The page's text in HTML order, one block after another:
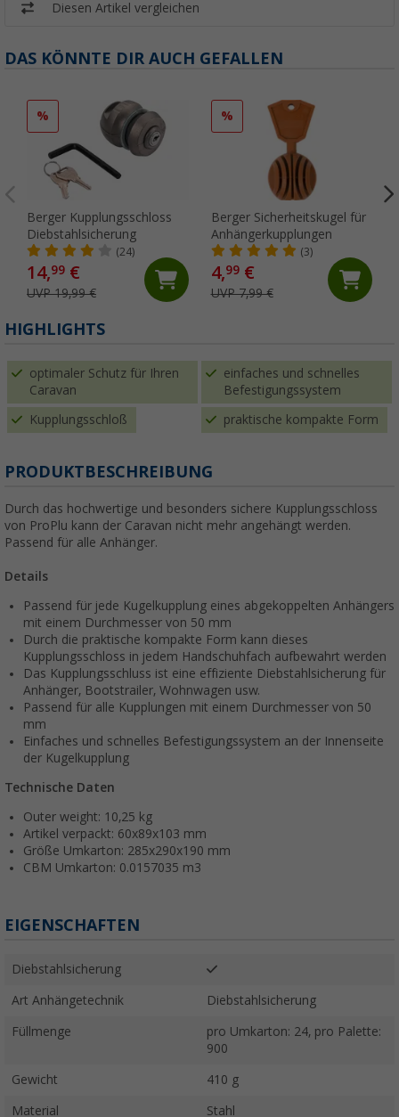
Diesen Artikel vergleichen
DAS KÖNNTE DIR AUCH GEFALLEN
%
Berger Kupplungsschloss
Diebstahlsicherung
(24)
14,99 €
UVP 19,99 €
%
Berger Sicherheitskugel für
Anhängerkupplungen
(3)
4,99€
UVP 7,99 €
HIGHLIGHTS
optimaler Schutz für Ihren
Caravan
einfaches und schnelles
Befestigungssystem
Kupplungsschloß praktische kompakte Form
PRODUKTBESCHREIBUNG
Durch das hochwertige und besonders sichere Kupplungsschloss
von ProPlu kann der Caravan nicht mehr angehängt werden.
Passend für alle Anhänger.
Details
Passend für jede Kugelkupplung eines abgekoppelten Anhängers
mit einem Durchmesser von 50 mm
Durch die praktische kompakte Form kann dieses
Kupplungsschloss in jedem Handschuhfach aufbewahrt werden
Das Kupplungsschluss ist eine effiziente Diebstahlsicherung für
Anhänger, Bootstrailer, Wohnwagen usw.
Passend für alle Kupplungen mit einem Durchmesser von 50
mm
Einfaches und schnelles Befestigungssystem an der Innenseite
der Kugelkupplung
Technische Daten
Outer weight: 10,25 kg
Artikel verpackt: 60x89x103 mm
Größe Umkarton: 285x290x190 mm
CBM Umkarton: 0.0157035 m3
EIGENSCHAFTEN
Diebstahlsicherung
Art Anhängetechnik Diebstahlsicherung
Füllmenge
pro Umkarton: 24, pro Palette:
900
Gewicht 410 g
Material Stahl